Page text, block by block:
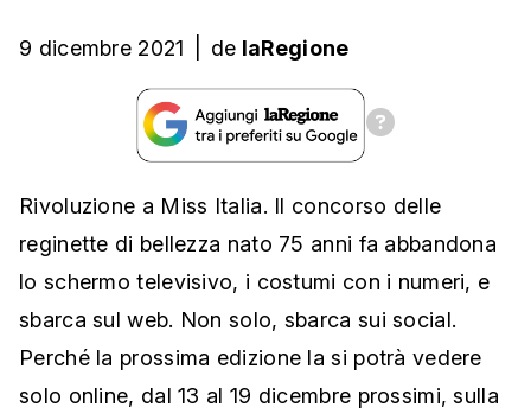
9 dicembre 2021 de laRegione
Rivoluzione a Miss Italia. Il concorso delle
reginette di bellezza nato 75 anni fa abbandona
lo schermo televisivo, i costumi con i numeri, e
sbarca sul web. Non solo, sbarca sui social.
Perché la prossima edizione la si potrà vedere
solo online, dal 13 al 19 dicembre prossimi, sulla